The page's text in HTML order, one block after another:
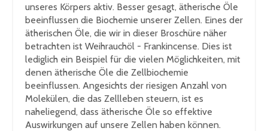
unseres Körpers aktiv. Besser gesagt, ätherische Öle
beeinflussen die Biochemie unserer Zellen. Eines der
ätherischen Öle, die wir in dieser Broschüre näher
betrachten ist Weihrauchöl - Frankincense. Dies ist
lediglich ein Beispiel für die vielen Möglichkeiten, mit
denen ätherische Öle die Zellbiochemie
beeinflussen. Angesichts der riesigen Anzahl von
Molekülen, die das Zellleben steuern, ist es
naheliegend, dass ätherische Öle so effektive
Auswirkungen auf unsere Zellen haben können.